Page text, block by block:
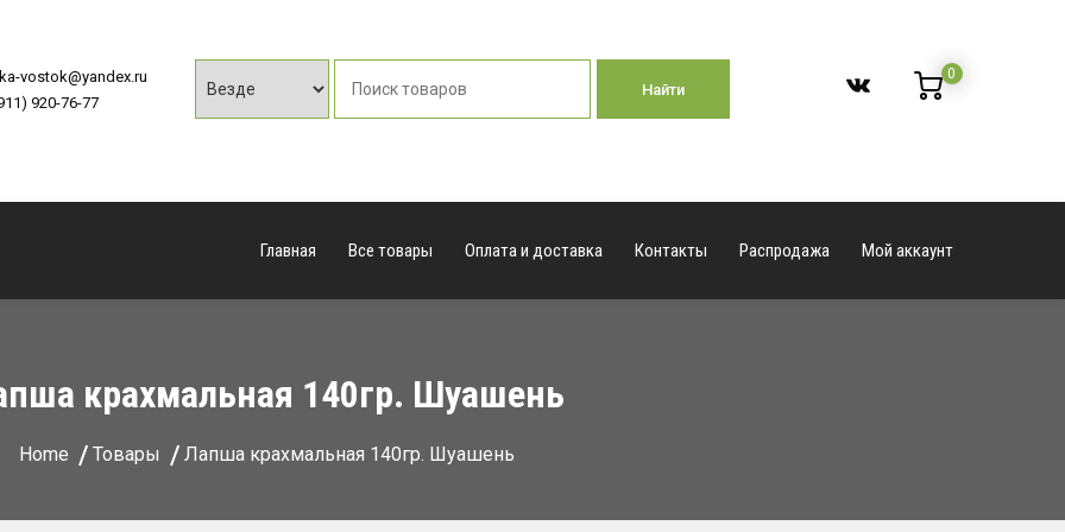
vostok@yandex.ru
920-76-77
Найти
0
Главная Все товары Оплата и доставка Контакты Распродажа Мой аккаунт
крахмальная 140гр. Шуашень
Home Товары Лапша крахмальная 140гр. Шуашень